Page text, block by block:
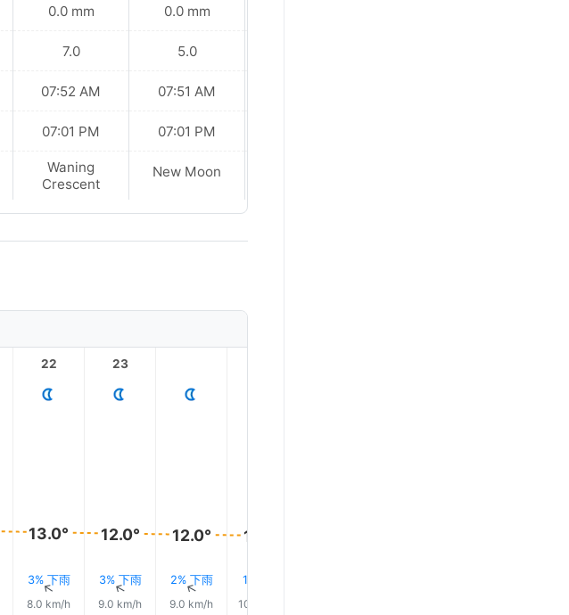
0.0 mm
7.0
07:52 AM
07:01 PM
Waning
Crescent
0.0 mm
5.0
07:51 AM
07:01 PM
New Moon
22
13.0°
3% 下雨
↑
8.0 km/h
23
12.0°
3% 下雨
↑
9.0 km/h
12.0°
2% 下雨
↑
9.0 km/h
12.0°
1% 下雨
10.0 km/h